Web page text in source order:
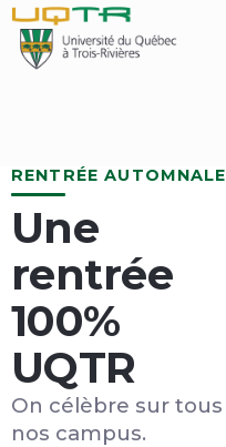
Aller
au
contenu
Aller
Connexion
Accueil
RENTRÉE AUTOMNALE
Une
rentrée
100%
UQTR
On célèbre sur tous
nos campus.